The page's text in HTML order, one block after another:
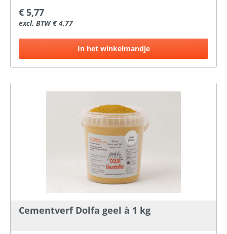
€ 5,77
excl. BTW € 4,77
In het winkelmandje
Cementverf Dolfa geel à 1 kg